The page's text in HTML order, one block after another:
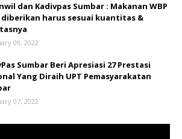
dan Kadivpas Sumbar : Makanan WBP
diberikan harus sesuai kuantitas &
09, 2022
Sumbar Beri Apresiasi 27 Prestasi
Yang Diraih UPT Pemasyarakatan
07, 2022